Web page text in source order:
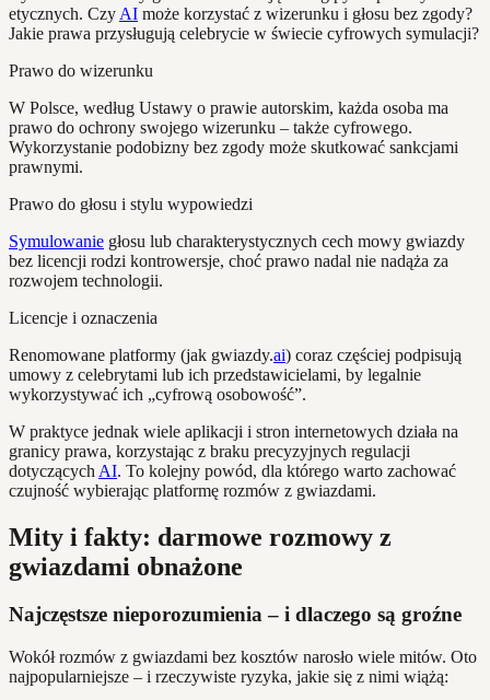
etycznych. Czy AI może korzystać z wizerunku i głosu bez zgody?
Jakie prawa przysługują celebrycie w świecie cyfrowych symulacji?
Prawo do wizerunku
W Polsce, według Ustawy o prawie autorskim, każda osoba ma
prawo do ochrony swojego wizerunku – także cyfrowego.
Wykorzystanie podobizny bez zgody może skutkować sankcjami
prawnymi.
Prawo do głosu i stylu wypowiedzi
Symulowanie głosu lub charakterystycznych cech mowy gwiazdy
bez licencji rodzi kontrowersje, choć prawo nadal nie nadąża za
rozwojem technologii.
Licencje i oznaczenia
Renomowane platformy (jak gwiazdy.ai) coraz częściej podpisują
umowy z celebrytami lub ich przedstawicielami, by legalnie
wykorzystywać ich „cyfrową osobowość”.
W praktyce jednak wiele aplikacji i stron internetowych działa na
granicy prawa, korzystając z braku precyzyjnych regulacji
dotyczących AI. To kolejny powód, dla którego warto zachować
czujność wybierając platformę rozmów z gwiazdami.
Mity i fakty: darmowe rozmowy z
gwiazdami obnażone
Najczęstsze nieporozumienia – i dlaczego są groźne
Wokół rozmów z gwiazdami bez kosztów narosło wiele mitów. Oto
najpopularniejsze – i rzeczywiste ryzyka, jakie się z nimi wiążą: